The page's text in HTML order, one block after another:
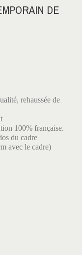
DE
rehaussée de
100% française.
du cadre
avec le cadre)